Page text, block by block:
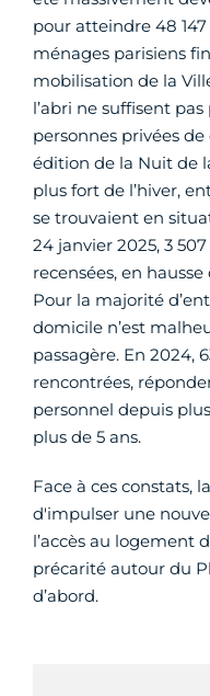
pour atteindre 48
ménages parisiens
mobilisation de la
l’abri ne suffisent
personnes privées
édition de la Nuit de
plus fort de l’hiver,
se trouvaient en
24 janvier 2025, 3
recensées, en
Pour la majorité
domicile n’est
passagère. En 2024,
rencontrées,
personnel depuis
plus de 5 ans.
Face à ces constats,
d'impulser une
l’accès au logement
précarité autour du
d’abord.